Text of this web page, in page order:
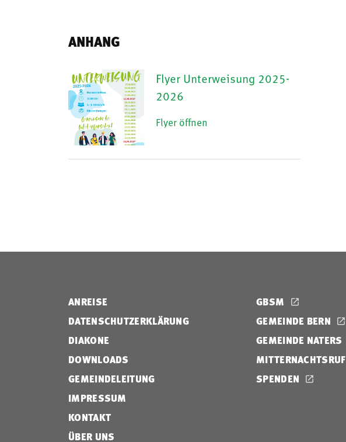
ANHANG
Flyer Unterweisung 2025-
2026
Flyer öffnen
ANREISE
DATENSCHUTZERKLÄRUNG
DIAKONE
DOWNLOADS
GEMEINDELEITUNG
IMPRESSUM
KONTAKT
ÜBER UNS
GBSM
GEMEINDE BERN
GEMEINDE NATERS
MITTERNACHTSRUF
SPENDEN